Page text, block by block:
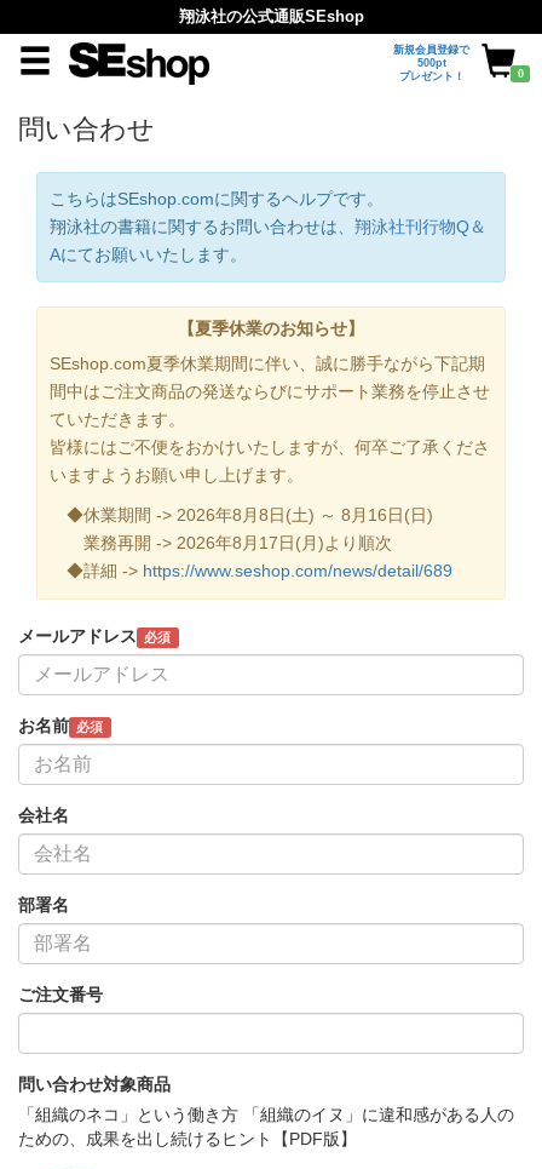
翔泳社の公式通販SEshop
新規会員登録で
500pt
プレゼント！
0
問い合わせ
こちらはSEshop.comに関するヘルプです。
翔泳社の書籍に関するお問い合わせは、 翔泳社刊行物Q＆
Aにてお願いいたします。
【夏季休業のお知らせ】
SEshop.com夏季休業期間に伴い、誠に勝手ながら下記期
間中はご注文商品の発送ならびにサポート業務を停止させ
ていただきます。
皆様にはご不便をおかけいたしますが、何卒ご了承くださ
いますようお願い申し上げます。
◆休業期間 -> 2026年8月8日(土) ～ 8月16日(日)
業務再開 -> 2026年8月17日(月)より順次
◆詳細 -> https://www.seshop.com/news/detail/689
メールアドレス 必須
お名前 必須
会社名
部署名
ご注文番号
問い合わせ対象商品
「組織のネコ」という働き方 「組織のイヌ」に違和感がある人の
ための、成果を出し続けるヒント【PDF版】